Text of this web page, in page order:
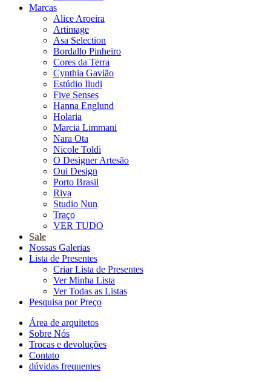
Marcas
Alice Aroeira
Artimage
Asa Selection
Bordallo Pinheiro
Cores da Terra
Cynthia Gavião
Estúdio Iludi
Five Senses
Hanna Englund
Holaria
Marcia Limmani
Nara Ota
Nicole Toldi
O Designer Artesão
Oui Design
Porto Brasil
Riva
Studio Nun
Traço
VER TUDO
Sale
Nossas Galerias
Lista de Presentes
Criar Lista de Presentes
Ver Minha Lista
Ver Todas as Listas
Pesquisa por Preço
Área de arquitetos
Sobre Nós
Trocas e devoluções
Contato
dúvidas frequentes